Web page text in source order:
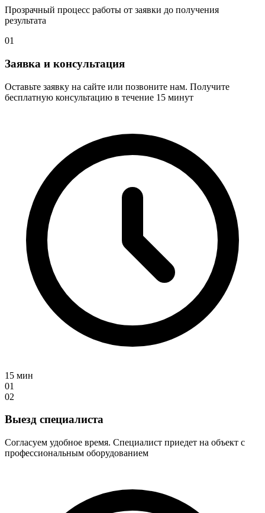
Прозрачный процесс работы от заявки до получения
результата
01
Заявка и консультация
Оставьте заявку на сайте или позвоните нам. Получите
бесплатную консультацию в течение 15 минут
15 мин
01
02
Выезд специалиста
Согласуем удобное время. Специалист приедет на объект с
профессиональным оборудованием